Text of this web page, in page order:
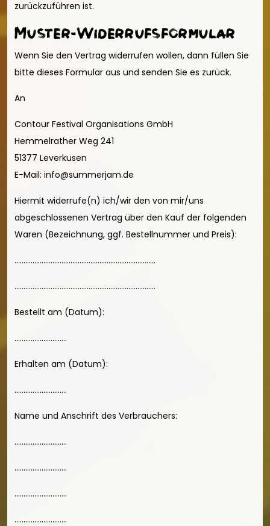
zurückzuführen ist.
Muster-Widerrufsformular
Wenn Sie den Vertrag widerrufen wollen, dann füllen Sie
bitte dieses Formular aus und senden Sie es zurück.
An
Contour Festival Organisations GmbH
Hemmelrather Weg 241
51377 Leverkusen
E-Mail: info@summerjam.de
Hiermit widerrufe(n) ich/wir den von mir/uns
abgeschlossenen Vertrag über den Kauf der folgenden
Waren (Bezeichnung, ggf. Bestellnummer und Preis):
..............................................................................
..............................................................................
Bestellt am (Datum):
.............................
Erhalten am (Datum):
.............................
Name und Anschrift des Verbrauchers:
.............................
.............................
.............................
.............................